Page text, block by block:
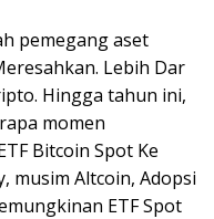
pemegang aset
Lebih Dar
Hingga tahun ini,
momen
Bitcoin Spot Ke
musim Altcoin, Adopsi
ETF Spot